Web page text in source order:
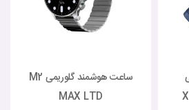
ساعت هوشمند گلوریمی M2
MAX LTD